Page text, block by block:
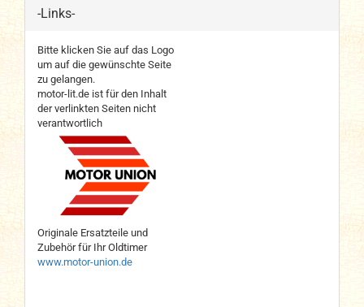
-Links-
Bitte klicken Sie auf das Logo
um auf die gewünschte Seite
zu gelangen.
motor-lit.de ist für den Inhalt
der verlinkten Seiten nicht
verantwortlich
Originale Ersatzteile und
Zubehör für Ihr Oldtimer
www.motor-union.de